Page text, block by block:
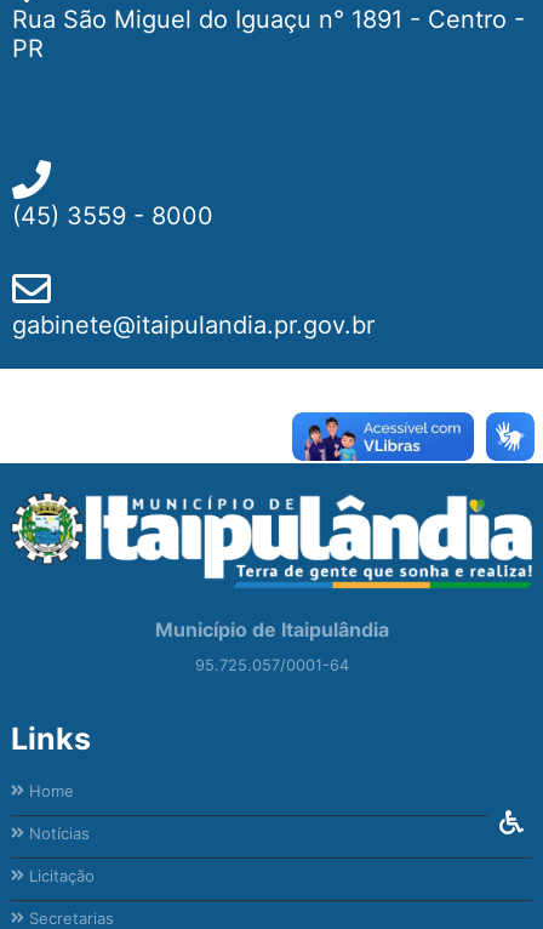
Rua São Miguel do Iguaçu n° 1891 - Centro -
PR
(45) 3559 - 8000
gabinete@itaipulandia.pr.gov.br
Município de Itaipulândia
95.725.057/0001-64
Links
Home
Notícias
Licitação
Secretarias